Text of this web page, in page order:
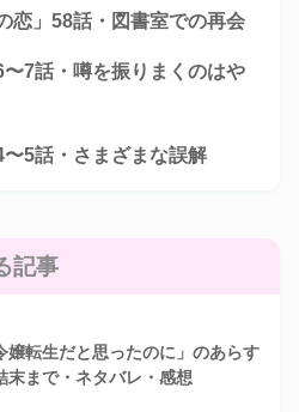
恋」58話・図書室での再会
〜7話・噂を振りまくのはや
〜5話・さまざまな誤解
記事
嬢転生だと思ったのに」のあらす
末まで・ネタバレ・感想